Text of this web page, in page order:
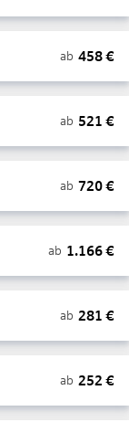
ab 458€
ab 521 €
ab 720€
ab 1.166€
ab 281 €
ab 252 €